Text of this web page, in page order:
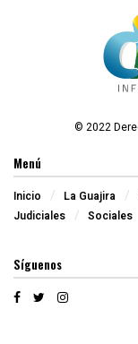
© 2022
Menú
Inicio La Guajira
Judiciales
Sociales
Síguenos